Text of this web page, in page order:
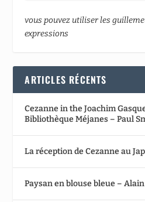
vous pouvez utiliser les
expressions
ARTICLES RÉCENTS
Cezanne in the Joachim
Bibliothèque Méjanes – Paul
La réception de Cezanne au
Paysan en blouse bleue –